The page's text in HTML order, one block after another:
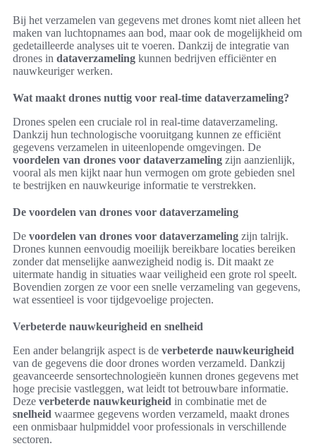
Bij het verzamelen van gegevens met drones komt niet alleen het
maken van luchtopnames aan bod, maar ook de mogelijkheid om
gedetailleerde analyses uit te voeren. Dankzij de integratie van
drones in dataverzameling kunnen bedrijven efficiënter en
nauwkeuriger werken.
Wat maakt drones nuttig voor real-time dataverzameling?
Drones spelen een cruciale rol in real-time dataverzameling.
Dankzij hun technologische vooruitgang kunnen ze efficiënt
gegevens verzamelen in uiteenlopende omgevingen. De
voordelen van drones voor dataverzameling zijn aanzienlijk,
vooral als men kijkt naar hun vermogen om grote gebieden snel
te bestrijken en nauwkeurige informatie te verstrekken.
De voordelen van drones voor dataverzameling
De voordelen van drones voor dataverzameling zijn talrijk.
Drones kunnen eenvoudig moeilijk bereikbare locaties bereiken
zonder dat menselijke aanwezigheid nodig is. Dit maakt ze
uitermate handig in situaties waar veiligheid een grote rol speelt.
Bovendien zorgen ze voor een snelle verzameling van gegevens,
wat essentieel is voor tijdgevoelige projecten.
Verbeterde nauwkeurigheid en snelheid
Een ander belangrijk aspect is de verbeterde nauwkeurigheid
van de gegevens die door drones worden verzameld. Dankzij
geavanceerde sensortechnologieën kunnen drones gegevens met
hoge precisie vastleggen, wat leidt tot betrouwbare informatie.
Deze verbeterde nauwkeurigheid in combinatie met de
snelheid waarmee gegevens worden verzameld, maakt drones
een onmisbaar hulpmiddel voor professionals in verschillende
sectoren.